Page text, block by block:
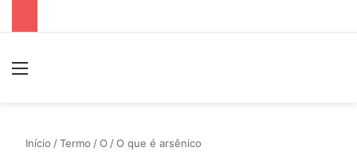
Início /Termo /O /O que é arsênico